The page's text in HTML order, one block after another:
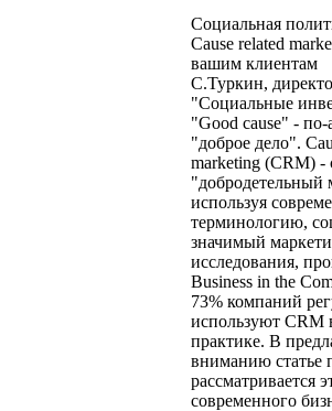
Социальная
Cause related
вашим клиентам
С.Туркин,
"Социальные
"Good cause" - по-
"доброе дело".
marketing (CRM) -
"добродетельный
используя
терминологию,
значимый
исследования,
Business in the
73% компаний
используют CRM
практике. В
вниманию статье
рассматривается
современного